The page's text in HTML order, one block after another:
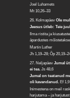
Joel Luhamets
Mt 10,26–33
26. KolmapäevOle
Jeesus ütleb: Teie
Ilma ristita ja
äpardustes
Martin Luther
Jh 1,19–28; Õp
27. NeljapäevJumal
ei tea.Js 48,6
Jumal on teatanud
oli kavandanud. Ef 1,9
Inimestena on meil
harjutama – ja